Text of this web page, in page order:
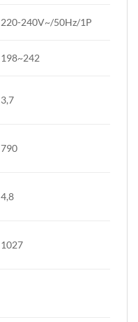
220-240V~/50Hz/1P
198~242
3,7
790
4,8
1027